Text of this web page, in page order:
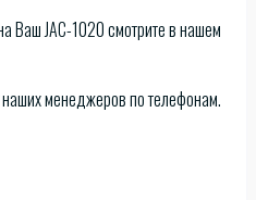
Ваш JAC-1020 смотрите в нашем
менеджеров по телефонам.